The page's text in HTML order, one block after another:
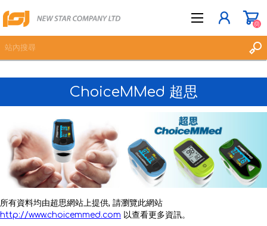
願望清單 (0)
(0)
ChoiceMMed 超思
所有資料均由超思網站上提供, 請瀏覽此網站
http://www.choicemmed.com 以查看更多資訊。